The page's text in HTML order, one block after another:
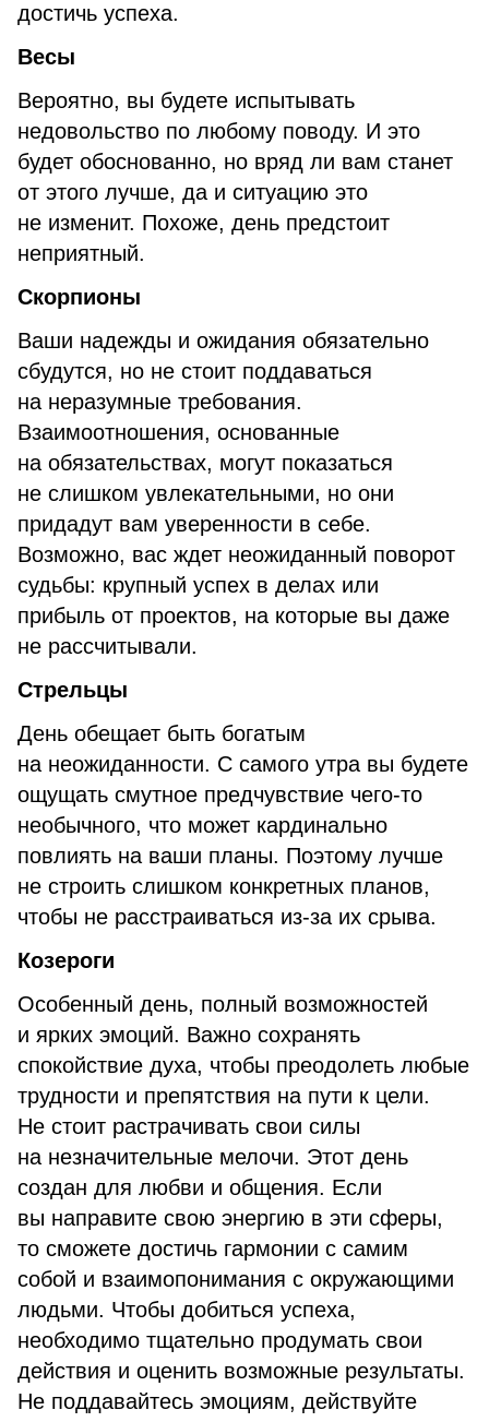
достичь успеха.
Весы
Вероятно, вы будете испытывать
недовольство по любому поводу. И это
будет обоснованно, но вряд ли вам станет
от этого лучше, да и ситуацию это
не изменит. Похоже, день предстоит
неприятный.
Скорпионы
Ваши надежды и ожидания обязательно
сбудутся, но не стоит поддаваться
на неразумные требования.
Взаимоотношения, основанные
на обязательствах, могут показаться
не слишком увлекательными, но они
придадут вам уверенности в себе.
Возможно, вас ждет неожиданный поворот
судьбы: крупный успех в делах или
прибыль от проектов, на которые вы даже
не рассчитывали.
Стрельцы
День обещает быть богатым
на неожиданности. С самого утра вы будете
ощущать смутное предчувствие чего-то
необычного, что может кардинально
повлиять на ваши планы. Поэтому лучше
не строить слишком конкретных планов,
чтобы не расстраиваться из-за их срыва.
Козероги
Особенный день, полный возможностей
и ярких эмоций. Важно сохранять
спокойствие духа, чтобы преодолеть любые
трудности и препятствия на пути к цели.
Не стоит растрачивать свои силы
на незначительные мелочи. Этот день
создан для любви и общения. Если
вы направите свою энергию в эти сферы,
то сможете достичь гармонии с самим
собой и взаимопонимания с окружающими
людьми. Чтобы добиться успеха,
необходимо тщательно продумать свои
действия и оценить возможные результаты.
Не поддавайтесь эмоциям, действуйте